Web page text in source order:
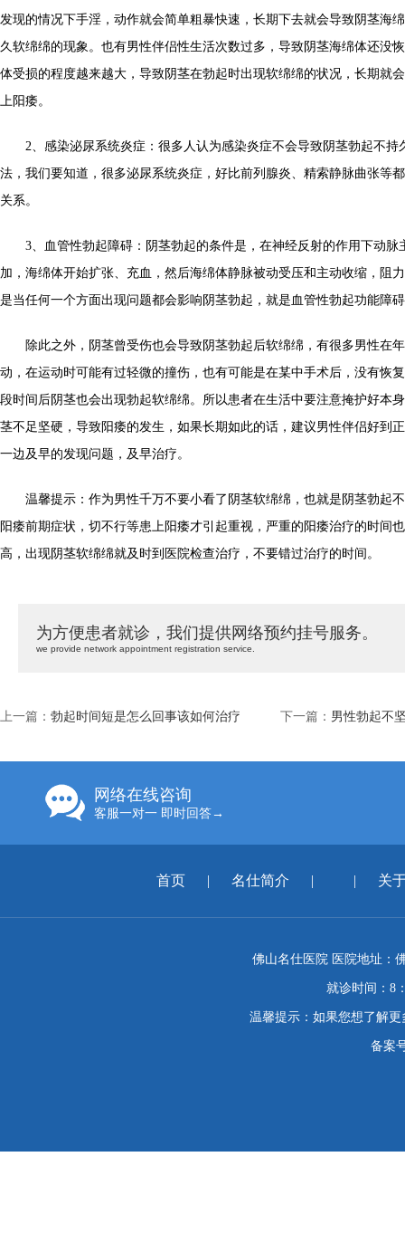
发现的情况下手淫，动作就会简单粗暴快速，长期下去就会导致阴茎海
久软绵绵的现象。也有男性伴侣性生活次数过多，导致阴茎海绵体还没
体受损的程度越来越大，导致阴茎在勃起时出现软绵绵的状况，长期就
上阳痿。
2、感染泌尿系统炎症：很多人认为感染炎症不会导致阴茎勃起不持
法，我们要知道，很多泌尿系统炎症，好比前列腺炎、精索静脉曲张等
关系。
3、血管性勃起障碍：阴茎勃起的条件是，在神经反射的作用下动脉
加，海绵体开始扩张、充血，然后海绵体静脉被动受压和主动收缩，阻
是当任何一个方面出现问题都会影响阴茎勃起，就是血管性勃起功能障
除此之外，阴茎曾受伤也会导致阴茎勃起后软绵绵，有很多男性在
动，在运动时可能有过轻微的撞伤，也有可能是在某中手术后，没有恢
段时间后阴茎也会出现勃起软绵绵。所以患者在生活中要注意掩护好本
茎不足坚硬，导致阳痿的发生，如果长期如此的话，建议男性伴侣好到
一边及早的发现问题，及早治疗。
温馨提示：作为男性千万不要小看了阴茎软绵绵，也就是阴茎勃起
阳痿前期症状，切不行等患上阳痿才引起重视，严重的阳痿治疗的时间
高，出现阴茎软绵绵就及时到医院检查治疗，不要错过治疗的时间。
为方便患者就诊，我们提供网络预约挂号服务。
we provide network appointment registration service.
上一篇： 勃起时间短是怎么回事该如何治疗 下一篇： 男性勃起不
网络在线咨询
客服一对一 即时回答→
首页 | 名仕简介 | | 关
佛山名仕医院 医院地址：
就诊时间：8
温馨提示：如果您想了解
备案